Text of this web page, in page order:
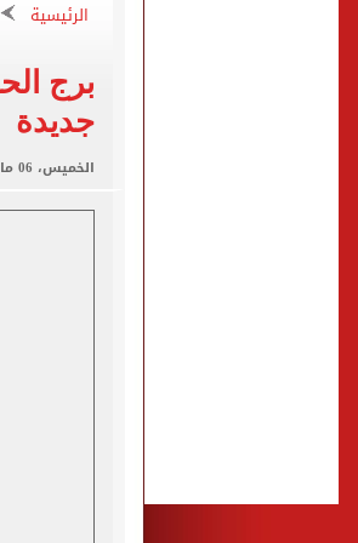
الرئيسية
جديدة
الخميس، 06 مارس 2025 12:00 ص